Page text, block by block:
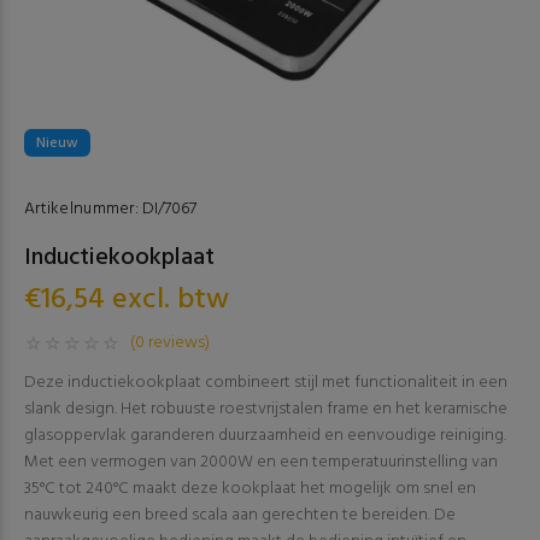
Nieuw
Artikelnummer: DI/7067
Inductiekookplaat
€16,54 excl. btw
(0 reviews)
Deze inductiekookplaat combineert stijl met functionaliteit in een
slank design. Het robuuste roestvrijstalen frame en het keramische
glasoppervlak garanderen duurzaamheid en eenvoudige reiniging.
Met een vermogen van 2000W en een temperatuurinstelling van
35°C tot 240°C maakt deze kookplaat het mogelijk om snel en
nauwkeurig een breed scala aan gerechten te bereiden. De